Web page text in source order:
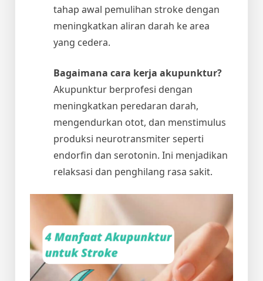
tahap awal pemulihan stroke dengan
meningkatkan aliran darah ke area
yang cedera.
Bagaimana cara kerja akupunktur?
Akupunktur berprofesi dengan
meningkatkan peredaran darah,
mengendurkan otot, dan menstimulus
produksi neurotransmiter seperti
endorfin dan serotonin. Ini menjadikan
relaksasi dan penghilang rasa sakit.